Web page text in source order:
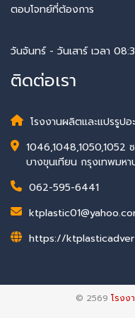
ตอบโจทย์ที่ต้องการ
วันจันทร์ - วันเสาร์ เวลา
ติดต่อเรา
โรงงานผลิตและแปรรูปอ
1046,1048,1050,1052
บางขุนเทียน กรุงเทพมหา
062-595-6441
https://
© 2569 โรงง